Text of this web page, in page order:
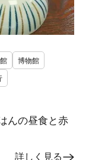
博物館
んの昼食と赤
詳しく見る